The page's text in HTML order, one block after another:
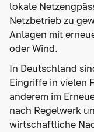
lokale
Netzbetrieb zu
Anlagen mit
oder Wind.
In Deutschland
Eingriffe in vielen
anderem im
nach Regelwerk
wirtschaftliche